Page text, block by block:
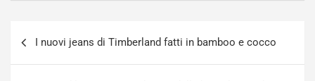
I nuovi jeans di Timberland fatti in bamboo e cocco